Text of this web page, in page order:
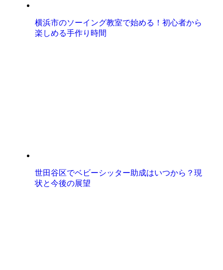
横浜市のソーイング教室で始める！初心者から
楽しめる手作り時間
世田谷区でベビーシッター助成はいつから？現
状と今後の展望